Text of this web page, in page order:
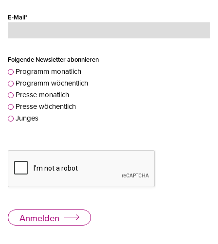
E-Mail*
Folgende Newsletter abonnieren
Programm monatlich
Programm wöchentlich
Presse monatlich
Presse wöchentlich
Junges
Anmelden